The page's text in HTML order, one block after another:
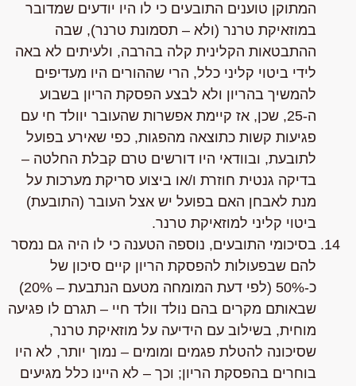
המתוקן טוענים התובעים כי לו היו יודעים שמדובר
במוזאיקת טרנר (ולא – תסמונת טרנר), שבה
ההתבטאות הקלינית קלה בהרבה, ולעיתים לא באה
לידי ביטוי קליני כלל, הרי שההורים היו מעדיפים
להמשיך בהריון ולא לבצע הפסקת הריון בשבוע
ה-25, שכן, אז קיימת אפשרות שהעובר יוולד חי עם
פגיעות קשות כתוצאה מהפגות, כפי שאירע בפועל
לתובעת, ובוודאי היו דורשים טרם קבלת החלטה –
בדיקה גנטית חוזרת ו/או ביצוע סריקת מערכות על
מנת לאבחן האם בפועל יש אצל העובר (התובעת)
ביטוי קליני למוזאיקת טרנר.
בסיכומי התובעים, נוספההטענה כי לו היה גם נמסר
להם שבפעולות להפסקת הריון קיים סיכון של
כ-50% (לפי דעת המומחה מטעם הנתבעת – 20%)
שבאותם מקרים בהם נולד וולד חיי – תגרם לו פגיעה
מוחית, בשילוב עם הידיעה על מוזאיקת טרנר,
שסיכונה להטלת פגמים ומומים – נמוך יותר, לא היו
בוחרים בהפסקת הריון; וכך – לא היינו כלל מגיעים